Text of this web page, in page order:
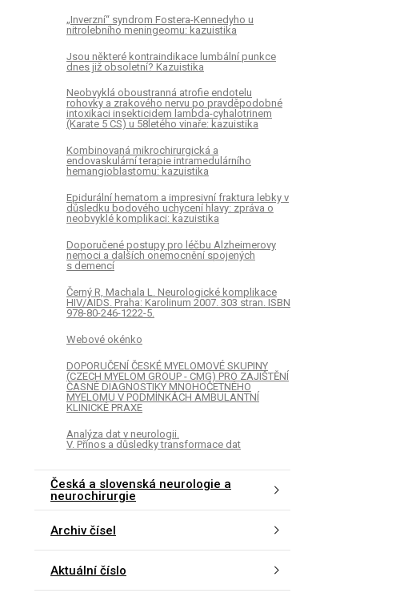
„Inverzní“ syndrom Fostera-Kennedyho u
nitrolebního meningeomu: kazuistika
Jsou některé kontraindikace lumbální punkce
dnes již obsoletní? Kazuistika
Neobvyklá oboustranná atrofie endotelu
rohovky a zrakového nervu po pravděpodobné
intoxikaci insekticidem lambda-cyhalotrinem
(Karate 5 CS) u 58letého vinaře: kazuistika
Kombinovaná mikrochirurgická a
endovaskulární terapie intramedulárního
hemangioblastomu: kazuistika
Epidurální hematom a impresivní fraktura lebky v
důsledku bodového uchycení hlavy: zpráva o
neobvyklé komplikaci: kazuistika
Doporučené postupy pro léčbu Alzheimerovy
nemoci a dalších onemocnění spojených
s demencí
Černý R, Machala L. Neurologické komplikace
HIV/AIDS. Praha: Karolinum 2007. 303 stran. ISBN
978-80-246-1222-5.
Webové okénko
DOPORUČENÍ ČESKÉ MYELOMOVÉ SKUPINY
(CZECH MYELOM GROUP - CMG) PRO ZAJIŠTĚNÍ
ČASNÉ DIAGNOSTIKY MNOHOČETNÉHO
MYELOMU V PODMÍNKÁCH AMBULANTNÍ
KLINICKÉ PRAXE
Analýza dat v neurologii.
V. Přínos a důsledky transformace dat
Česká a slovenská neurologie a
neurochirurgie
Archiv čísel
Aktuální číslo